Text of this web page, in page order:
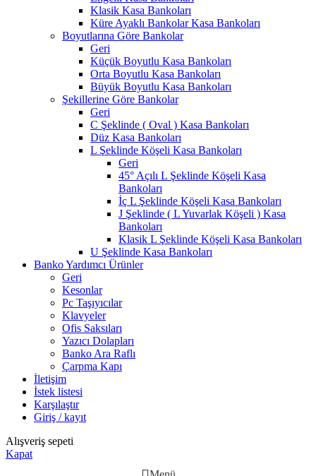
Klasik Kasa Bankoları
Küre Ayaklı Bankolar Kasa Bankoları
Boyutlarına Göre Bankolar
Geri
Küçük Boyutlu Kasa Bankoları
Orta Boyutlu Kasa Bankoları
Büyük Boyutlu Kasa Bankoları
Şekillerine Göre Bankolar
Geri
C Şeklinde ( Oval ) Kasa Bankoları
Düz Kasa Bankoları
L Şeklinde Köşeli Kasa Bankoları
Geri
45° Açılı L Şeklinde Köşeli Kasa
Bankoları
İç L Şeklinde Köşeli Kasa Bankoları
J Şeklinde ( L Yuvarlak Köşeli ) Kasa
Bankoları
Klasik L Şeklinde Köşeli Kasa Bankoları
U Şeklinde Kasa Bankoları
Banko Yardımcı Ürünler
Geri
Kesonlar
Pc Taşıyıcılar
Klavyeler
Ofis Saksıları
Yazıcı Dolapları
Banko Ara Raflı
Çarpma Kapı
İletişim
İstek listesi
Karşılaştır
Giriş / kayıt
Alışveriş sepeti
Kapat